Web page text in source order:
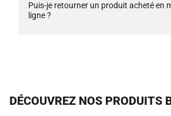
Puis-je retourner un produit acheté en
ligne ?
DÉCOUVREZ NOS PRODUITS